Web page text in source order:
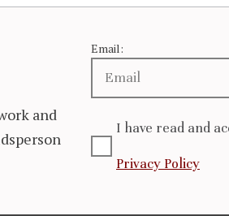
and
Email:
I have read and
Privacy Policy